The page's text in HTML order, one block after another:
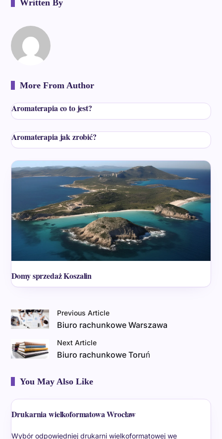
Written By
More From Author
Aromaterapia co to jest?
Aromaterapia jak zrobić?
Domy sprzedaż Koszalin
Previous Article
Biuro rachunkowe Warszawa
Next Article
Biuro rachunkowe Toruń
You May Also Like
Drukarnia wielkoformatowa Wrocław
Wybór odpowiedniej drukarni wielkoformatowej we